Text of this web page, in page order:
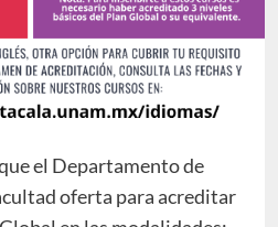
el Departamento de
oferta para acreditar